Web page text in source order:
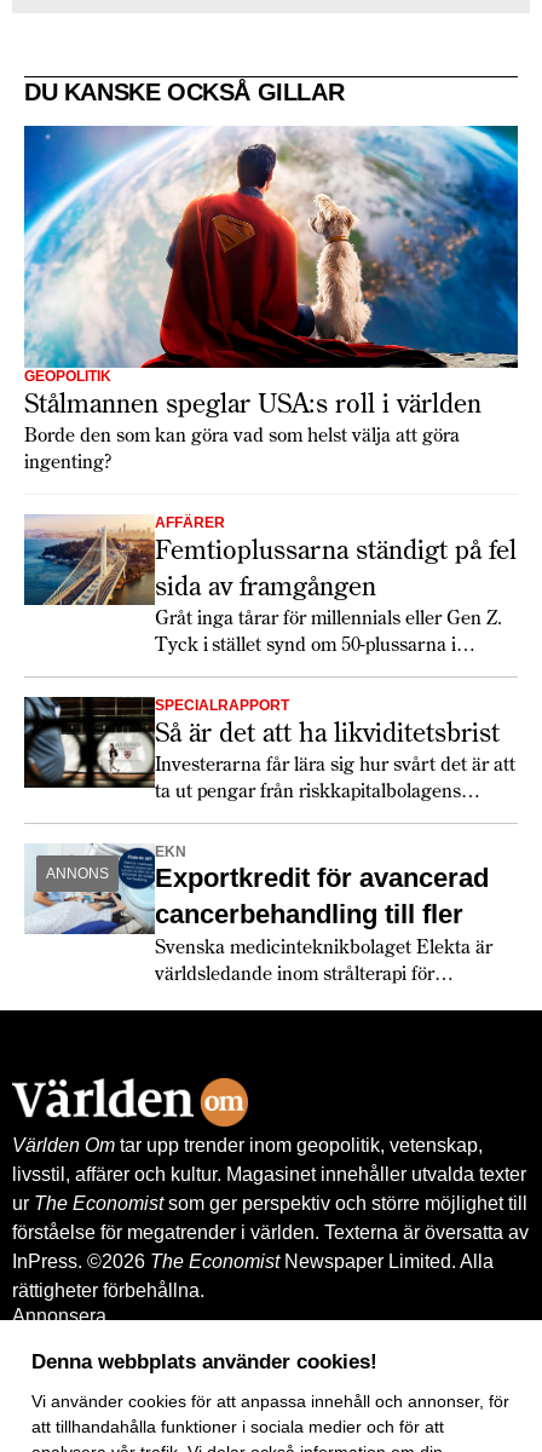
DU KANSKE OCKSÅ GILLAR
GEOPOLITIK
Stålmannen speglar USA:s roll i världen
Borde den som kan göra vad som helst välja att göra
ingenting?
AFFÄRER
Femtioplussarna ständigt på fel
sida av framgången
Gråt inga tårar för millennials eller Gen Z.
Tyck i stället synd om 50-plussarna i
Generation X.
SPECIALRAPPORT
Så är det att ha likviditetsbrist
Investerarna får lära sig hur svårt det är att
ta ut pengar från riskkapitalbolagens
fonder.
ANNONS
EKN
Exportkredit för avancerad
cancerbehandling till fler
Svenska medicinteknikbolaget Elekta är
världsledande inom strålterapi för
Exportkreditnämnden, EKN.
Världen Om tar upp trender inom geopolitik, vetenskap,
livsstil, affärer och kultur. Magasinet innehåller utvalda texter
ur The Economistsom ger perspektiv och större möjlighet till
förståelse för megatrender i världen. Texterna är översatta av
InPress. ©2026 The EconomistNewspaper Limited. Alla
rättigheter förbehållna.
Annonsera
Kontakt
Köp tidigare nummer
www.inpress.com
E-tidningen
Denna webbplats använder cookies!
Vi använder cookiesför att anpassa innehåll och annonser, för
att tillhandahålla funktioner i sociala medier och för att